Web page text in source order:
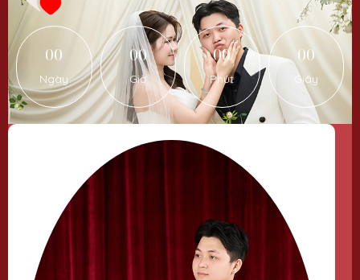
00
Ngày
00
Giờ
00
Phút
00
Giây